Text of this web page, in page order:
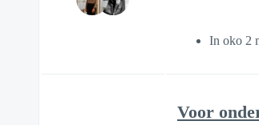
In oko 2
Voor